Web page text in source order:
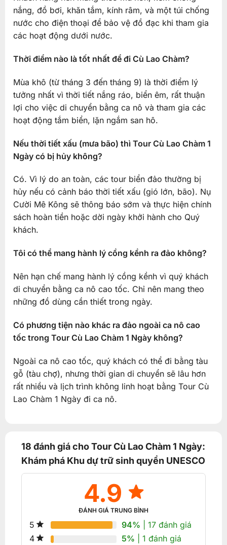
nắng, đồ bơi, khăn tắm, kính râm, và một túi chống
nước cho điện thoại để bảo vệ đồ đạc khi tham gia
các hoạt động dưới nước.
Thời điểm nào là tốt nhất để đi Cù Lao Chàm?
Mùa khô (từ tháng 3 đến tháng 9) là thời điểm lý
tưởng nhất vì thời tiết nắng ráo, biển êm, rất thuận
lợi cho việc di chuyển bằng ca nô và tham gia các
hoạt động tắm biển, lặn ngắm san hô.
Nếu thời tiết xấu (mưa bão) thì Tour Cù Lao Chàm 1
Ngày có bị hủy không?
Có. Vì lý do an toàn, các tour biển đảo thường bị
hủy nếu có cảnh báo thời tiết xấu (gió lớn, bão). Nụ
Cười Mê Kông sẽ thông báo sớm và thực hiện chính
sách hoàn tiền hoặc dời ngày khởi hành cho Quý
khách.
Tôi có thể mang hành lý cồng kềnh ra đảo không?
Nên hạn chế mang hành lý cồng kềnh vì quý khách
di chuyển bằng ca nô cao tốc. Chỉ nên mang theo
những đồ dùng cần thiết trong ngày.
Có phương tiện nào khác ra đảo ngoài ca nô cao
tốc trong Tour Cù Lao Chàm 1 Ngày không?
Ngoài ca nô cao tốc, quý khách có thể đi bằng tàu
gỗ (tàu chợ), nhưng thời gian di chuyển sẽ lâu hơn
rất nhiều và lịch trình không linh hoạt bằng Tour Cù
Lao Chàm 1 Ngày đi ca nô.
18 đánh giá choTour Cù Lao Chàm 1 Ngày:
Khám phá Khu dự trữ sinh quyển UNESCO
4.9
ĐÁNH GIÁ TRUNG BÌNH
5 94% | 17 đánh giá
4
5% | 1 đánh giá